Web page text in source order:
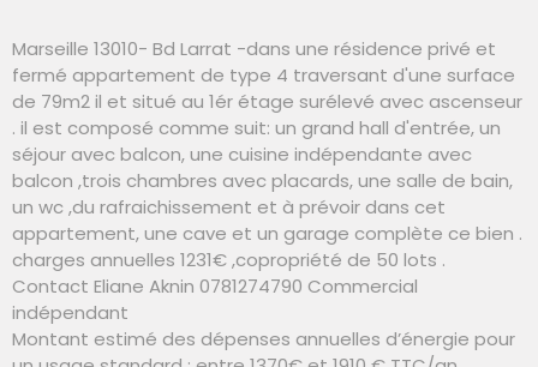
Marseille 13010- Bd Larrat -dans une résidence privé et
fermé appartement de type 4 traversant d'une surface
de 79m2 il et situé au 1ér étage surélevé avec ascenseur
. il est composé comme suit: un grand hall d'entrée, un
séjour avec balcon, une cuisine indépendante avec
balcon ,trois chambres avec placards, une salle de bain,
un wc ,du rafraichissement et à prévoir dans cet
appartement, une cave et un garage complète ce bien .
charges annuelles 1231€ ,copropriété de 50 lots .
Contact Eliane Aknin 0781274790 Commercial
indépendant
Montant estimé des dépenses annuelles d’énergie pour